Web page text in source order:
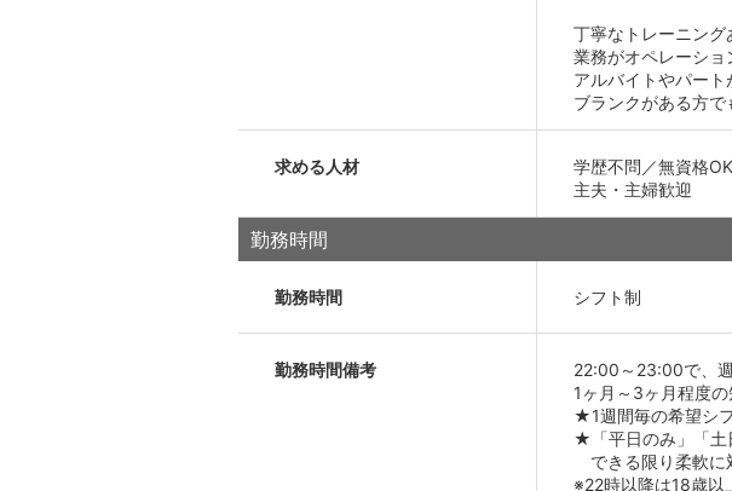
丁寧なトレーニング
業務がオペレーショ
アルバイトやパー
ブランクがある方
求める人材
学歴不問／無資格
主夫・主婦歓迎
勤務時間
勤務時間 シフト制
勤務時間備考
22:00～23:00で、
1ヶ月～3ヶ月程度の
★1週間毎の希望シ
★「平日のみ」「土
できる限り柔軟に
※22時以降は18歳以